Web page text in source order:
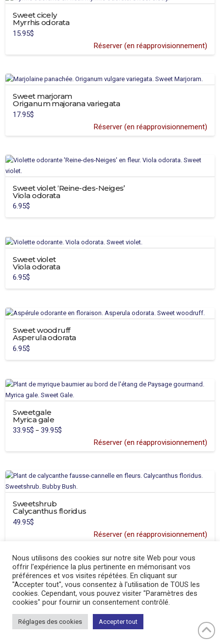
Sweet cicely
Myrrhis odorata
15.95$
Réserver (en réapprovisionnement)
Sweet marjoram
Origanum majorana variegata
17.95$
Réserver (en réapprovisionnement)
multiple
variants.
The
options
may
be
on
product
page
Sweet violet ‘Reine-des-Neiges’
Viola odorata
6.95$
Sweet violet
Viola odorata
6.95$
Sweet woodruff
Asperula odorata
6.95$
variants.
The
options
may
the
product
Sweetgale
Myrica gale
33.95$ – 39.95$
39.95$
Réserver (en réapprovisionnement)
Sweetshrub
Calycanthus floridus
49.95$
Réserver (en réapprovisionnement)
Water mint
Mentha aquatica ‘Citrata’
13.95$
Nous utilisons des cookies sur notre site Web pour vous
offrir l'expérience la plus pertinente en mémorisant vos
préférences et vos visites répétées. En cliquant sur
"Accepter tout", vous consentez à l'utilisation de TOUS les
cookies. Cependant, vous pouvez visiter "Paramètres des
cookies" pour fournir un consentement contrôlé.
Réglages des cookies Accepter tout